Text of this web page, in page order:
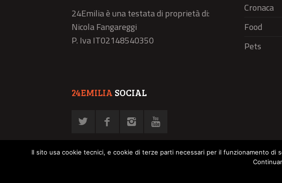
24Emilia è una testata di proprietà di:
Nicola Fangareggi
P. Iva IT02148540350
Cronaca
Food
Pets
24EMILIA SOCIAL
Il sito usa cookie tecnici, e cookie di terze parti necessari per il funzionamento